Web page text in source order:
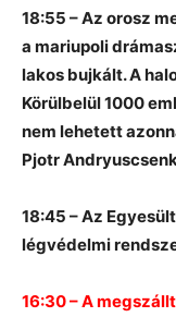
18:55 – Az orosz
a mariupoli
lakos bujkált. A
Körülbelül 1000
nem lehetett
Pjotr
18:45 – Az
légvédelmi
16:30 – A